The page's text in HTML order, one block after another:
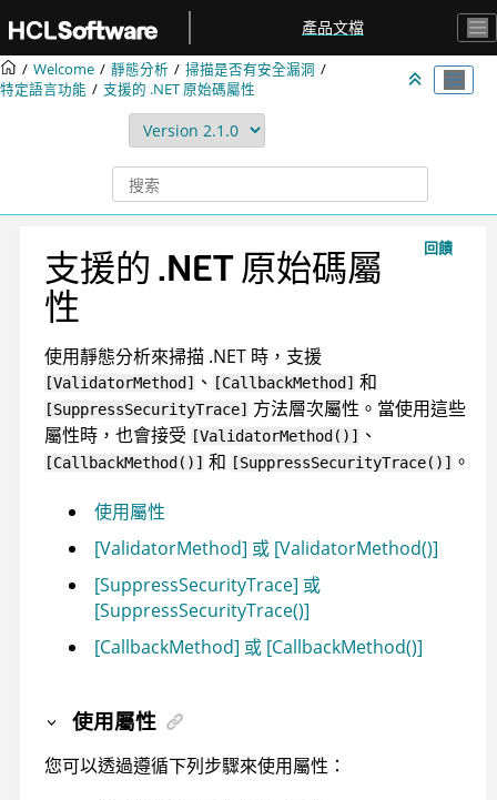
產品文檔
Welcome 靜態分析
掃描是否有安全漏洞
特定語言功能
支援的 .NET 原始碼屬性
回饋
支援的 .NET 原始碼屬
性
使用靜態分析來掃描 .NET 時，支援
[ValidatorMethod] 、 [CallbackMethod] 和
[SuppressSecurityTrace] 方法層次屬性。當使用這些
屬性時，也會接受 [ValidatorMethod()] 、
[CallbackMethod()] 和 [SuppressSecurityTrace()] 。
使用屬性
[ValidatorMethod] 或 [ValidatorMethod()]
[SuppressSecurityTrace] 或
[SuppressSecurityTrace()]
[CallbackMethod] 或 [CallbackMethod()]
使用屬性
您可以透過遵循下列步驟來使用屬性：